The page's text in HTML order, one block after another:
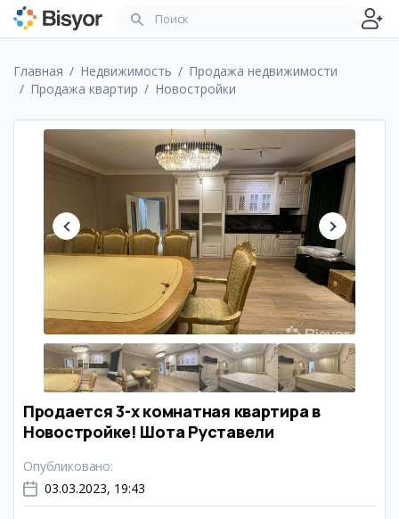
Главная Недвижимость
Продажа недвижимости
Продажа квартир
Новостройки
Продается 3-х комнатная квартира в
Hовостройке! Шота Руставели
Опубликовано:
03.03.2023, 19:43